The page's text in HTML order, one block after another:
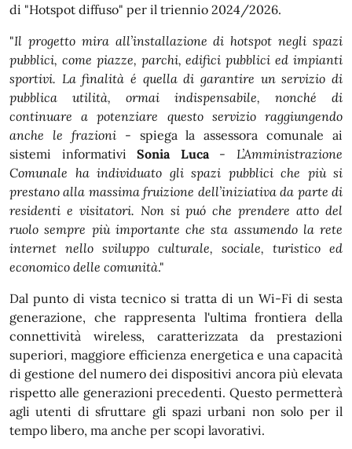
di "Hotspot diffuso" per il triennio 2024/2026.
"Il progetto mira all’installazione di hotspot negli spazi
pubblici, come piazze, parchi, edifici pubblici ed impianti
sportivi. La finalità é quella di garantire un servizio di
pubblica utilità, ormai indispensabile, nonché di
continuare a potenziare questo servizio raggiungendo
anche le frazioni- spiega la assessora comunale ai
sistemi informativi Sonia Luca-L’Amministrazione
Comunale ha individuato gli spazi pubblici che più si
prestano alla massima fruizione dell’iniziativa da parte di
residenti e visitatori. Non si puó che prendere atto del
ruolo sempre più importante che sta assumendo la rete
internet nello sviluppo culturale, sociale, turistico ed
economico delle comunità."
Dal punto di vista tecnico si tratta di un Wi-Fi di sesta
generazione, che rappresenta l'ultima frontiera della
connettività wireless, caratterizzata da prestazioni
superiori, maggiore efficienza energetica e una capacità
di gestione del numero dei dispositivi ancora più elevata
rispetto alle generazioni precedenti. Questo permetterà
agli utenti di sfruttare gli spazi urbani non solo per il
tempo libero, ma anche per scopi lavorativi.